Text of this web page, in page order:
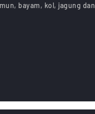
bayam, kol, jagung dan